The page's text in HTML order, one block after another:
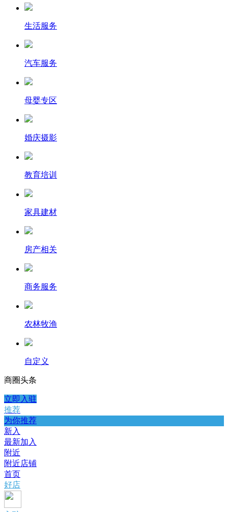
生活服务
汽车服务
母婴专区
婚庆摄影
教育培训
家具建材
房产相关
商务服务
农林牧渔
自定义
商圈头条
立即入驻
推荐
为你推荐
新入
最新加入
附近
附近店铺
首页
好店